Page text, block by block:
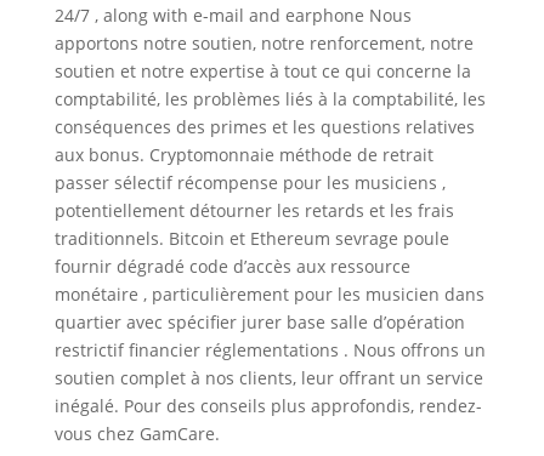
24/7 , along with e-mail and earphone Nous
apportons notre soutien, notre renforcement, notre
soutien et notre expertise à tout ce qui concerne la
comptabilité, les problèmes liés à la comptabilité, les
conséquences des primes et les questions relatives
aux bonus. Cryptomonnaie méthode de retrait
passer sélectif récompense pour les musiciens ,
potentiellement détourner les retards et les frais
traditionnels. Bitcoin et Ethereum sevrage poule
fournir dégradé code d’accès aux ressource
monétaire , particulièrement pour les musicien dans
quartier avec spécifier jurer base salle d’opération
restrictif financier réglementations . Nous offrons un
soutien complet à nos clients, leur offrant un service
inégalé. Pour des conseils plus approfondis, rendez-
vous chez GamCare.